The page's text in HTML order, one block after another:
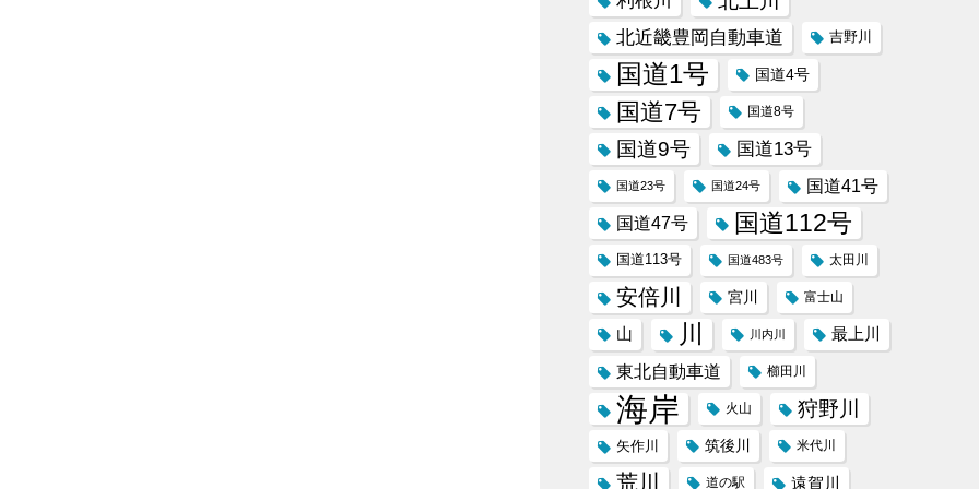
北近畿豊岡自動車道 吉野川
国道1号 国道4号
国道7号 国道8号
国道9号 国道13号
国道23号 国道24号 国道41号
国道47号 国道112号
国道113号 国道483号 太田川
安倍川 宮川 富士山
山 川 川内川 最上川
東北自動車道 櫛田川
海岸 火山 狩野川
矢作川 筑後川 米代川
荒川 道の駅 遠賀川